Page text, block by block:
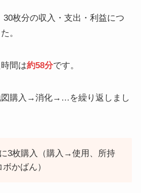
30枚分の収入・支出・利益につ
。
間は約58分です。
購入→消化→…を繰り返しまし
3枚購入（購入→使用、所持
かばん）